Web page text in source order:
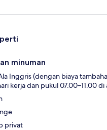
minuman
Inggris (dengan biaya
kerja dan pukul 07.00–11.00
privat